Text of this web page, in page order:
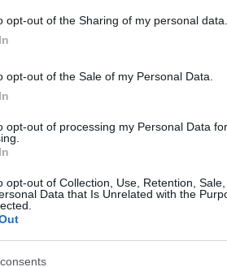
opt-out of the Sharing of my personal data.
opt-out of the Sale of my Personal Data.
opt-out of processing my Personal Data
opt-out of Collection, Use, Retention,
Data that Is Unrelated with the
első három album mellett az újabb
kiemelten. Legutóbbi albumán, az
Stapleton vagy Stevie Winwood.
címmel a róla szóló
először 1983
másfél óra varázslat következett.
Kapcsolat koncerten több mint
főváros állítson szobrot mesterének,